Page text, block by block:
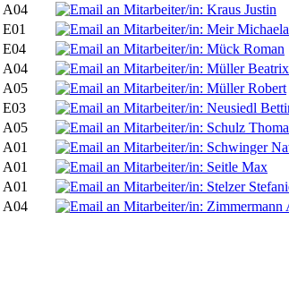
A04
E01
E04
A04
A05
E03
A05
A01
A01
A01
A04